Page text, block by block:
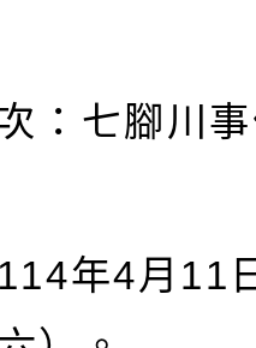
：七腳川
114年4月 11